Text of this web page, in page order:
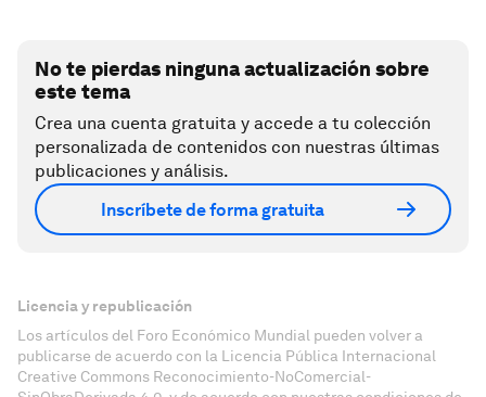
No te pierdas ninguna actualización sobre
este tema
Crea una cuenta gratuita y accede a tu colección
personalizada de contenidos con nuestras últimas
publicaciones y análisis.
Inscríbete de forma gratuita
Licencia y republicación
Los artículos del Foro Económico Mundial pueden volver a
publicarse de acuerdo con la Licencia Pública Internacional
Creative Commons Reconocimiento-NoComercial-